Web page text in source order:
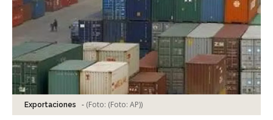
Exportaciones - (Foto: (Foto: AP))